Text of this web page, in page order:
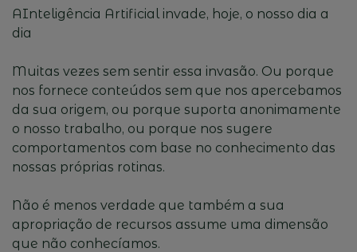
AInteligência Artificial invade, hoje, o nosso dia a
dia
Muitas vezes sem sentir essa invasão. Ou porque
nos fornece conteúdos sem que nos apercebamos
da sua origem, ou porque suporta anonimamente
o nosso trabalho, ou porque nos sugere
comportamentos com base no conhecimento das
nossas próprias rotinas.
Não é menos verdade que também a sua
apropriação de recursos assume uma dimensão
que não conhecíamos.